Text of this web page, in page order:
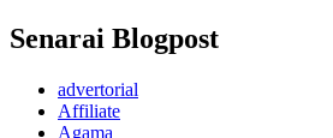
Senarai Blogpost
advertorial
Affiliate
Agama